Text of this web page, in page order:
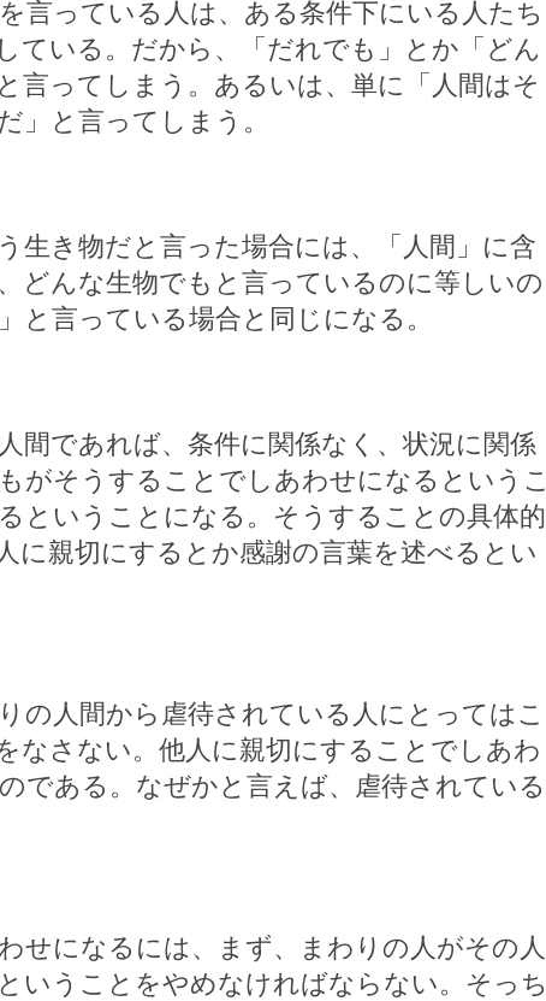
言っている人は、ある条件下にいる人たち
ている。だから、「だれでも」とか「どん
言ってしまう。あるいは、単に「人間はそ
」と言ってしまう。
生き物だと言った場合には、「人間」に含
どんな生物でもと言っているのに等しいの
と言っている場合と同じになる。
間であれば、条件に関係なく、状況に関係
がそうすることでしあわせになるというこ
ということになる。そうすることの具体的
に親切にするとか感謝の言葉を述べるとい
の人間から虐待されている人にとってはこ
なさない。他人に親切にすることでしあわ
である。なぜかと言えば、虐待されている
せになるには、まず、まわりの人がその人
いうことをやめなければならない。そっち